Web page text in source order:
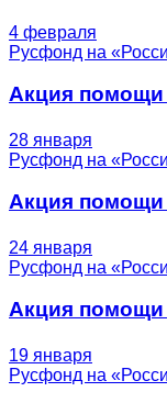
4 февраля
Русфонд на
Акция
28 января
Русфонд на
Акция
24 января
Русфонд на
Акция помощи
19 января
Русфонд на